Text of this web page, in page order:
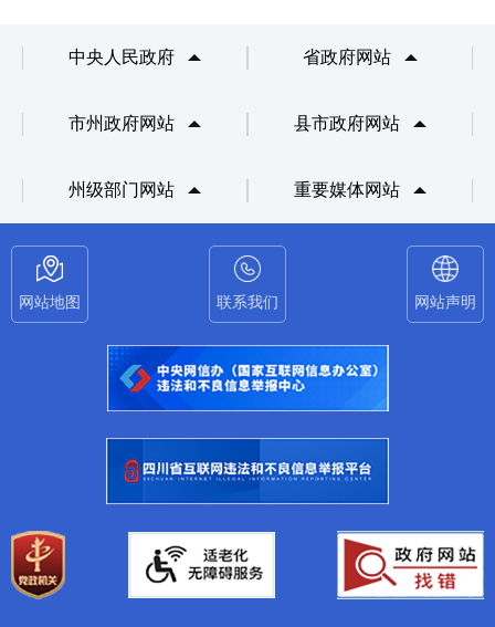
中央人民政府 省政府网站
市州政府网站 县市政府网站
州级部门网站 重要媒体网站
网站地图 联系我们 网站声明